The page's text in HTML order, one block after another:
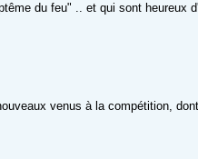
du feu" .. et qui sont heureux
venus à la compétition,